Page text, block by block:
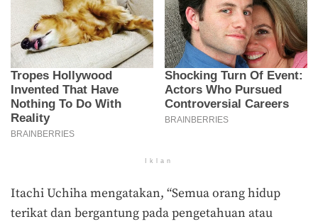
Iklan
Itachi Uchiha mengatakan, “Semua orang hidup
terikat dan bergantung pada pengetahuan atau